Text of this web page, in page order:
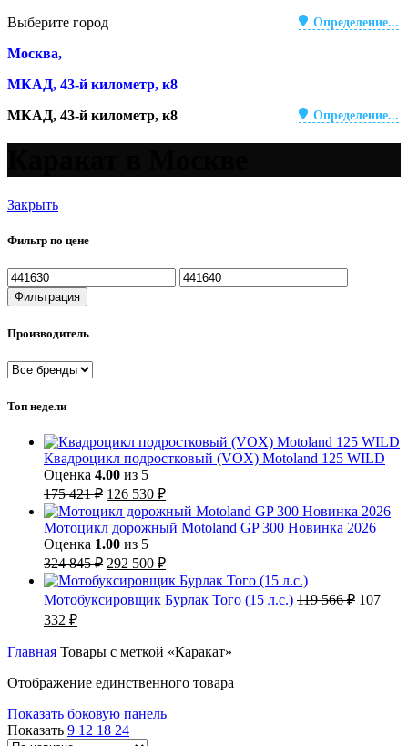
Определение...
Выберите город
Москва,
МКАД, 43-й километр, к8
Определение...
МКАД, 43-й километр, к8
Закрыть
Фильтр по цене
Минимальная
цена
Максимальная
цена
Фильтрация
Производитель
Топ недели
Квадроцикл подростковый (VOX) Motoland 125 WILD
Оценка 4.00 из 5
175 421₽ Первоначальная
цена
составляла
175
421 ₽.
126 530 ₽Текущая
цена:
126
Мотоцикл дорожный Motoland GP 300 Новинка 2026
Оценка 1.00 из 5
324 845₽ Первоначальная
цена
составляла
324
292 500 ₽Текущая
цена:
292
500 ₽.
Мотобуксировщик Бурлак Того (15 л.с.) 119 566₽ 107
332 ₽Текущая
107
Главная Товары с меткой «Каракат»
Отображение единственного товара
Показать боковую панель
Показать 9 12 18 24